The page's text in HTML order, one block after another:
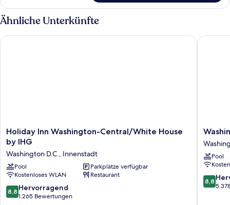
(Upgraded)
Ähnliche Unterkünfte
Holiday
Inn
Washington-
Central/White
House
by
IHG
Washington
Holiday Inn Washington-Central/White House
by IHG
Washington D.C., Innenstadt
Pool
Parkplätze verfügbar
Kostenloses WLAN
Restaurant
8.8
von
8,8 Hervorragend
1.265 Bewertungen
Holiday Inn Washington-Central/White House by IHG
Plaza
Hotel
D.C.,
Pool
8.8
von
8,8